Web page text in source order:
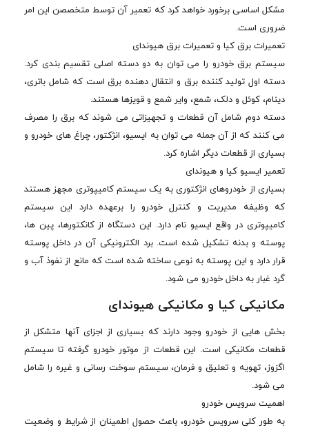
مشکل اساسی برخورد خواهد کرد که تعمیر آن توسط متخصصن این امر
ضروری است.
تعمیرات برق کیا و تعمیرات برق هیوندای
سیستم برق خودرو را می توان به دو دسته اصلی تقسیم بندی کرد.
دسته اول تولید کننده برق و انتقال دهنده برق است که شامل باتری،
دینام، کوئل و دلک، شمع، وایر شمع و قویزها هستند.
دسته دوم شامل آن قطعات و تجهیزاتی می شوند که برق را مصرف
می کنند که از آن جمله می توان به ایسیو، انژکتور، چراغ های خودرو و
بسیاری از قطعات دیگر اشاره کرد.
تعمیر ایسیو کیا و هیوندای
بسیاری از خودروهای انژکتوری به یک سیستم کامیپوتری مجهز هستند
که وظیفه مدیریت و کنترل خودرو را برعهده دارد این سیستم
کامیپوتری در واقع ایسیو نام دارد. این دستگاه از کانکتورها، پین ها،
پوسته و بدنه تشکیل شده است. برد الکترونیکی آن در داخل پوسته
قرار دارد و این پوسته به نوعی ساخته شده است که مانع از نفوذ آب و
گرد غبار به داخل خودرو می شود.
مکانیکی کیا و مکانیکی هیوندای
بخش هایی از خودرو وجود دارند که بسیاری از اجزای آنها متشکل از
قطعات مکانیکی است. این قطعات از موتور خودرو گرفته تا سیستم
اگزوز، تهویه و تعلیق و فرمان، سیستم سوخت رسانی و غیره را شامل
می شود.
اهمیت سرویس خودرو
به طور کلی سرویس خودرو، باعث حصول اطمینان از شرایط و وضعیت